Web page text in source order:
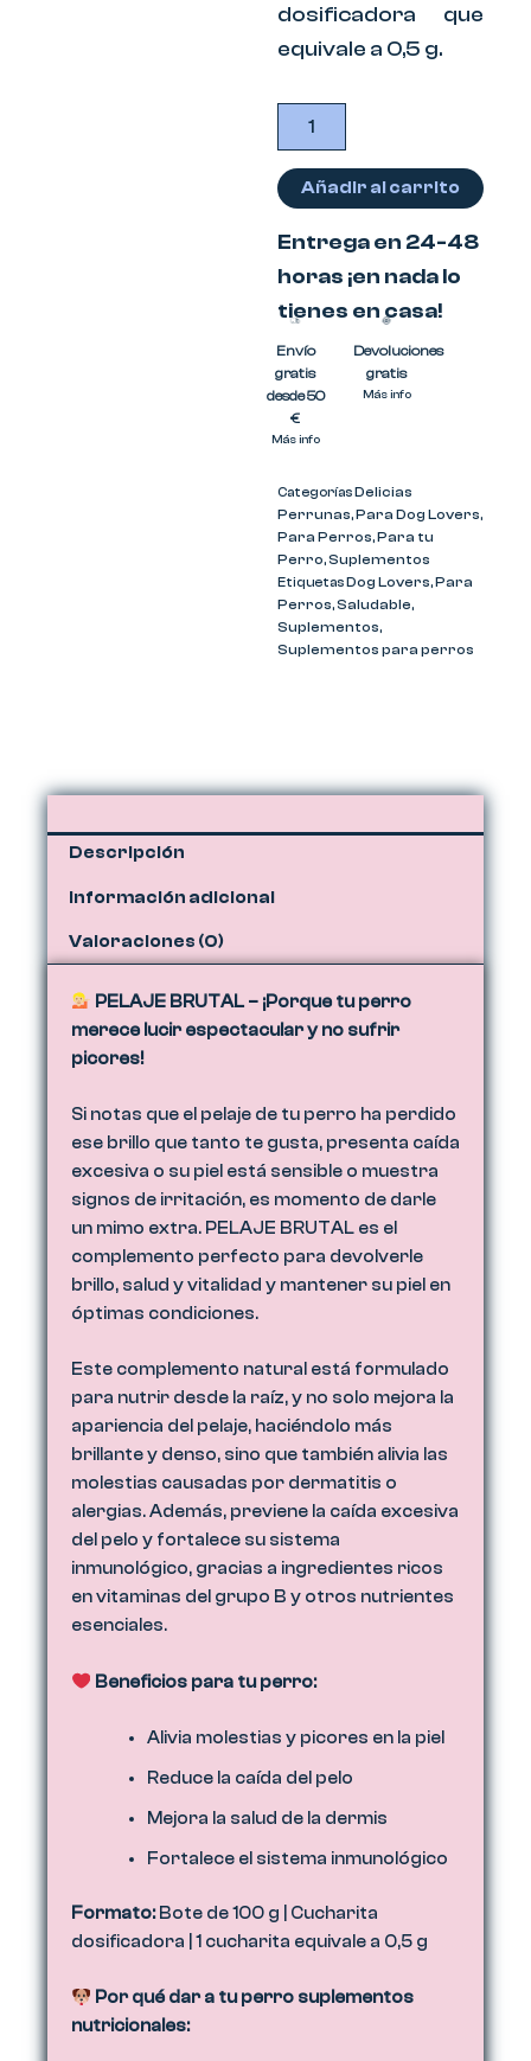
dosificadora que
equivale a 0,5 g.
para
-
Pelaje
Brutal
Añadir al carrito
Entrega en 24-48
horas ¡en nada lo
tienes en casa!
Envío
gratis
desde 50
€
Más info
Devoluciones
gratis
Más info
CategoríasDelicias
Perrunas,Para Dog Lovers,
Para Perros,Para tu
Perro,Suplementos
EtiquetasDog Lovers,Para
Perros,Saludable,
Suplementos,
Suplementos para perros
Descripción
Información adicional
Valoraciones (0)
PELAJE BRUTAL – ¡Porque tu perro
merece lucir espectacular y no sufrir
picores!
Si notas que el pelaje de tu perro ha perdido
ese brillo que tanto te gusta, presenta caída
excesiva o su piel está sensible o muestra
signos de irritación, es momento de darle
un mimo extra. PELAJE BRUTAL es el
complemento perfecto para devolverle
brillo, salud y vitalidad y mantener su piel en
óptimas condiciones.
Este complemento natural está formulado
para nutrir desde la raíz, y no solo mejora la
apariencia del pelaje, haciéndolo más
brillante y denso, sino que también alivia las
molestias causadas por dermatitis o
alergias. Además, previene la caída excesiva
del pelo y fortalece su sistema
inmunológico, gracias a ingredientes ricos
en vitaminas del grupo B y otros nutrientes
esenciales.
Beneficios para tu perro:
Alivia molestias y picores en la piel
Reduce la caída del pelo
Mejora la salud de la dermis
Fortalece el sistema inmunológico
Formato:Bote de 100 g | Cucharita
dosificadora | 1 cucharita equivale a 0,5 g
Por qué dar a tu perro suplementos
nutricionales: